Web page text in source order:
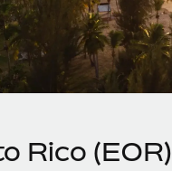
Rico (EOR)